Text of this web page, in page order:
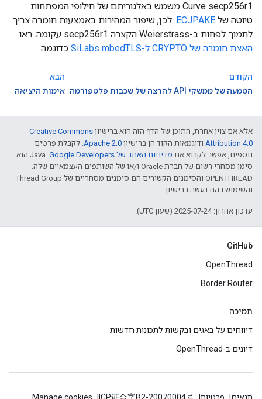
Curve secp256r1 משמש באלגוריתם של חילופי המפתחות
טיוטה של ECJPAKE . לכן, שיפור המהירות באמצעות חומרה צריך
לתמוך לפחות ב-Weierstrass הקצרה secp256r1 עקומה. ראו
האצת חומרה של CRYPTO ל-SiLabs mbedTLS
כדוגמה.
הקודם
הטמעה של ממשקי API להרצה של שכבות פלטפורמה
הבא
אימות היציאה
אלא אם צוין אחרת, התוכן של הדף הזה הוא ברישיון Creative Commons
Attribution 4.0‏ ודוגמאות הקוד הן ברישיון Apache 2.0‏. לקבלת פרטים
נוספים, אפשר לקרוא את מדיניות האתר של Google Developers‏
.‏ Java הוא
סימן מסחרי רשום של חברת Oracle ו/או של השותפים העצמאיים שלה.
‫OPENTHREAD והסימנים הקשורים הם סימנים מסחריים של Thread Group
והשימוש בהם נעשה ברישיון.
עדכון אחרון: 2025-07-24 (שעון UTC).
GitHub
OpenThread
Border Router
תמיכה
דיווחים על באגים ובקשות לתכונות חדשות
דיונים ב-OpenThread